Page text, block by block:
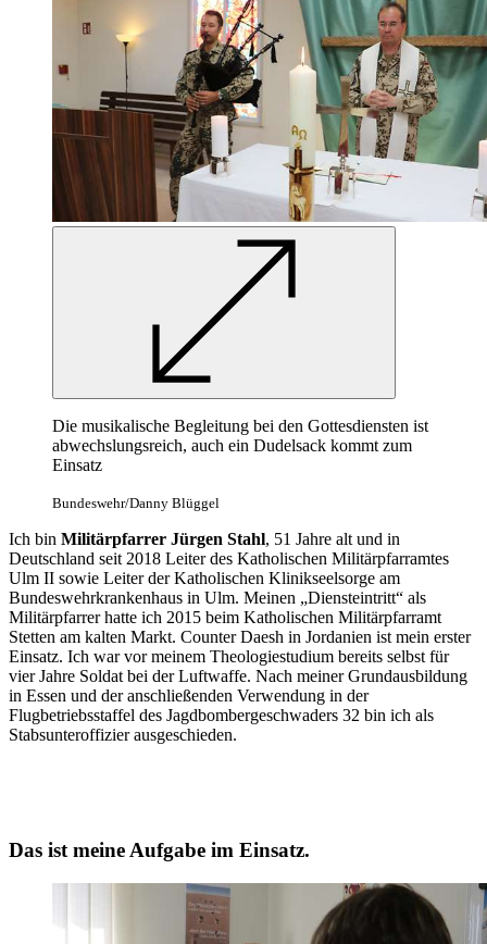
Die musikalische Begleitung bei den Gottesdiensten ist
abwechslungsreich, auch ein Dudelsack kommt zum
Einsatz
Bundeswehr/Danny Blüggel
Ich bin Militärpfarrer Jürgen Stahl, 51 Jahre alt und in
Deutschland seit 2018 Leiter des Katholischen Militärpfarramtes
Ulm II sowie Leiter der Katholischen Klinikseelsorge am
Bundeswehrkrankenhaus in Ulm. Meinen „Diensteintritt“ als
Militärpfarrer hatte ich 2015 beim Katholischen Militärpfarramt
Stetten am kalten Markt. Counter Daesh in Jordanien ist mein erster
Einsatz. Ich war vor meinem Theologiestudium bereits selbst für
vier Jahre Soldat bei der Luftwaffe. Nach meiner Grundausbildung
in Essen und der anschließenden Verwendung in der
Flugbetriebsstaffel des Jagdbombergeschwaders 32 bin ich als
Stabsunteroffizier ausgeschieden.
Das ist meine Aufgabe im Einsatz.